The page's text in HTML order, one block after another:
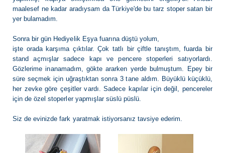
maalesef ne kadar aradıysam da Türkiye'de bu tarz stoper satan bir
yer bulamadım.
Sonra bir gün Hediyelik Eşya fuarına düştü yolum,
işte orada karşıma çıktılar. Çok tatlı bir çiftle tanıştım, fuarda bir
stand açmışlar sadece kapı ve pencere stoperleri satıyorlardı.
Gözlerime inanamadım, gökte ararken yerde bulmuştum. Epey bir
süre seçmek için uğraştıktan sonra 3 tane aldım. Büyüklü küçüklü,
her zevke göre çeşitler vardı. Sadece kapılar için değil, pencereler
için de özel stoperler yapmışlar süslü püslü.
Siz de evinizde fark yaratmak istiyorsanız tavsiye ederim